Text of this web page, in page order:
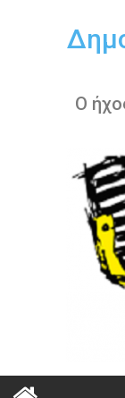
περιεχόμενο
Ο